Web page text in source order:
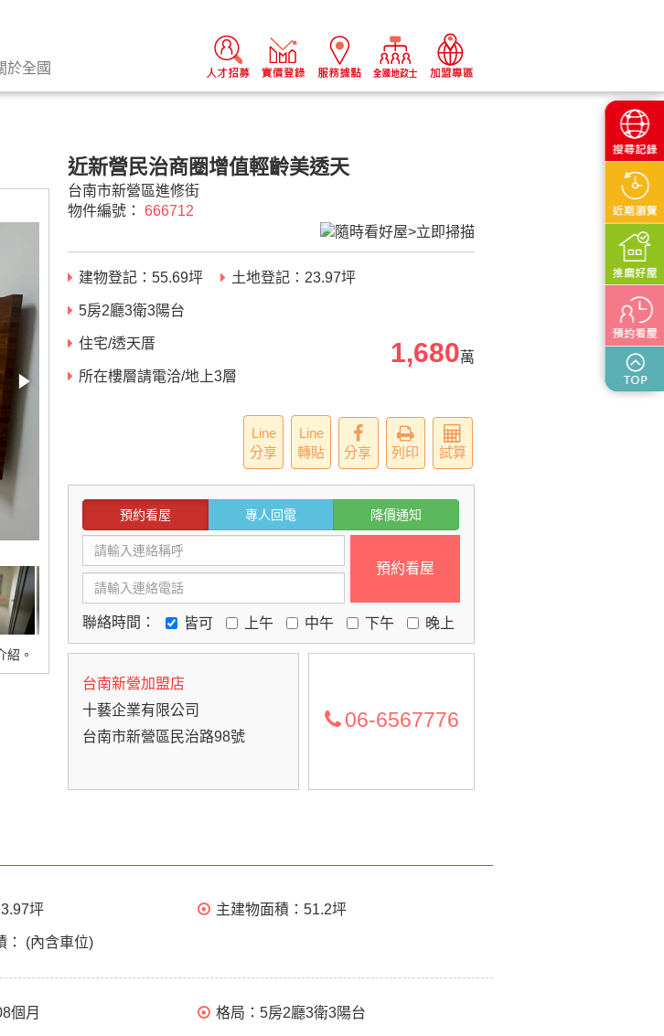
於全國
紹。
近新營民治商圈增值輕齡美透天
台南市新營區進修街
物件編號： 666712
建物登記： 55.69坪 土地登記： 23.97坪
5房2廳3衛3陽台
住宅/透天厝
所在樓層請電洽/地上3層
1,680萬
Line
分享
Line
轉貼
分享 列印 試算
預約看屋 專人回電 降價通知
預約看屋
聯絡時間： 皆可 上午 中午 下午 晚上
台南新營加盟店
十藝企業有限公司
台南市新營區民治路98號
06-6567776
坪 主建物面積： 51.2坪
(內含車位)
個月 格局： 5房2廳3衛3陽台